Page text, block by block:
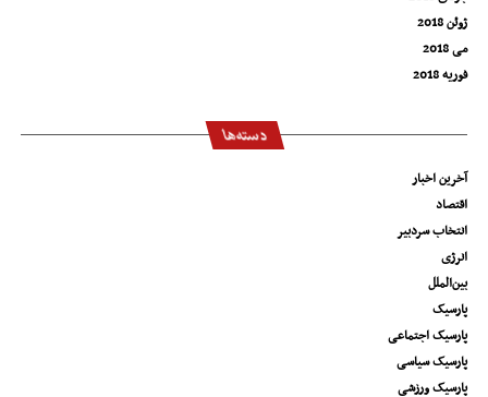
ژوئن 2018
می 2018
فوریه 2018
دسته‌ها
آخرین اخبار
اقتصاد
انتخاب سردبیر
انرژی
بین‌الملل
پارسیک
پارسیک اجتماعی
پارسیک سیاسی
پارسیک ورزشی